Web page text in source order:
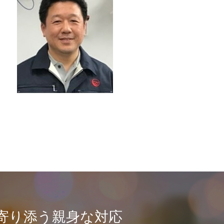
り添う親身な対応